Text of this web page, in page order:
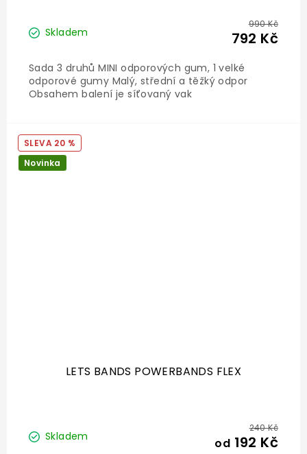
Skladem
990 Kč
792 Kč
Sada 3 druhů MINI odporových gum, 1 velké
odporové gumy Malý, střední a těžký odpor
Obsahem balení je síťovaný vak
20 %
Novinka
LETS BANDS POWERBANDS FLEX
Skladem
240 Kč
od 192 Kč